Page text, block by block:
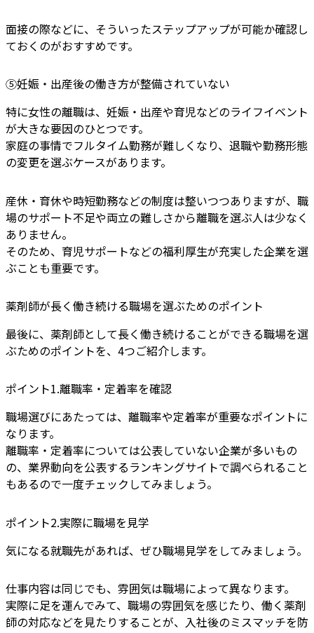
面接の際などに、そういったステップアップが可能か確認し
ておくのがおすすめです。
⑤妊娠・出産後の働き方が整備されていない
特に女性の離職は、妊娠・出産や育児などのライフイベント
が大きな要因のひとつです。
家庭の事情でフルタイム勤務が難しくなり、退職や勤務形態
の変更を選ぶケースがあります。
産休・育休や時短勤務などの制度は整いつつありますが、職
場のサポート不足や両立の難しさから離職を選ぶ人は少なく
ありません。
そのため、育児サポートなどの福利厚生が充実した企業を選
ぶことも重要です。
薬剤師が長く働き続ける職場を選ぶためのポイント
最後に、薬剤師として長く働き続けることができる職場を選
ぶためのポイントを、4つご紹介します。
ポイント1.離職率・定着率を確認
職場選びにあたっては、離職率や定着率が重要なポイントに
なります。
離職率・定着率については公表していない企業が多いもの
の、業界動向を公表するランキングサイトで調べられること
もあるので一度チェックしてみましょう。
ポイント2.実際に職場を見学
気になる就職先があれば、ぜひ職場見学をしてみましょう。
仕事内容は同じでも、雰囲気は職場によって異なります。
実際に足を運んでみて、職場の雰囲気を感じたり、働く薬剤
師の対応などを見たりすることが、入社後のミスマッチを防